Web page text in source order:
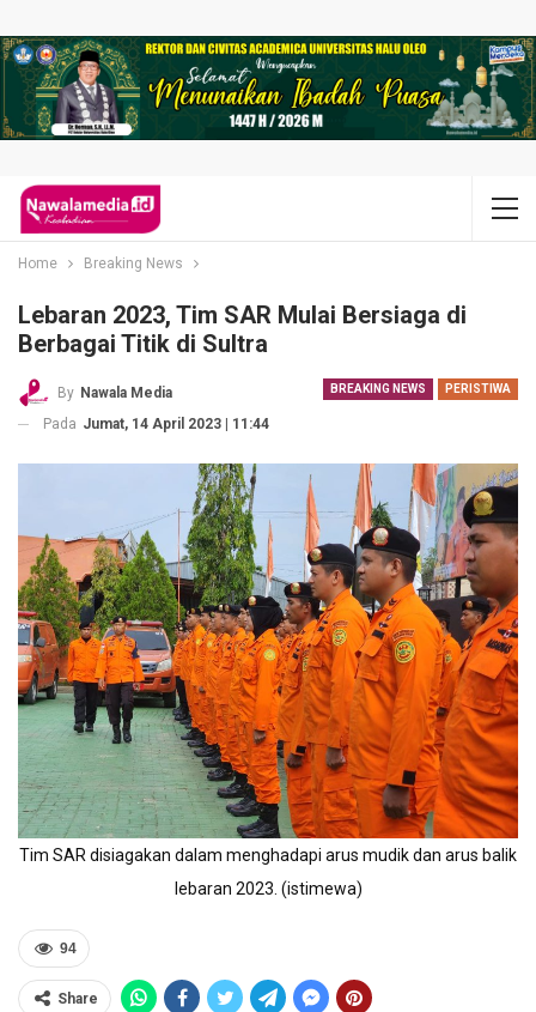
Home Breaking News
Lebaran 2023, Tim SAR Mulai Bersiaga di
Berbagai Titik di Sultra
BREAKING NEWS PERISTIWA
By Nawala Media
Pada Jumat, 14 April 2023 | 11:44
Tim SAR disiagakan dalam menghadapi arus mudik dan arus balik
lebaran 2023. (istimewa)
94
Share